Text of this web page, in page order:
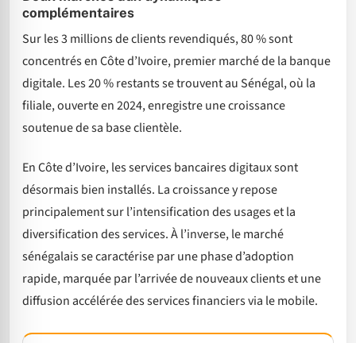
complémentaires
Sur les 3 millions de clients revendiqués, 80 % sont
concentrés en Côte d’Ivoire, premier marché de la banque
digitale. Les 20 % restants se trouvent au Sénégal, où la
filiale, ouverte en 2024, enregistre une croissance
soutenue de sa base clientèle.
En Côte d’Ivoire, les services bancaires digitaux sont
désormais bien installés. La croissance y repose
principalement sur l’intensification des usages et la
diversification des services. À l’inverse, le marché
sénégalais se caractérise par une phase d’adoption
rapide, marquée par l’arrivée de nouveaux clients et une
diffusion accélérée des services financiers via le mobile.